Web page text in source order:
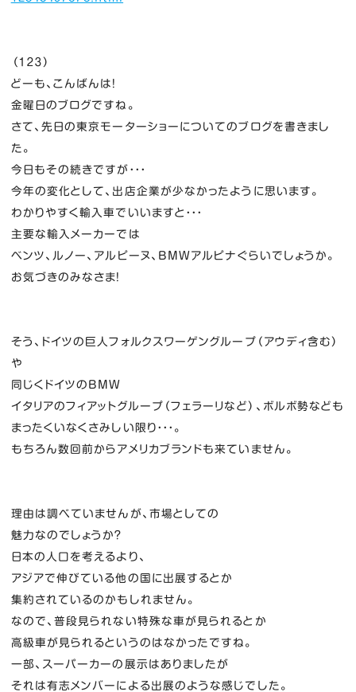
（１２３）
どーも、こんばんは！
金曜日のブログですね。
さて、先日の東京モーターショーについてのブログを書きまし
た。
今日もその続きですが・・・
今年の変化として、出店企業が少なかったように思います。
わかりやすく輸入車でいいますと・・・
主要な輸入メーカーでは
ベンツ、ルノー、アルピーヌ、BMWアルピナぐらいでしょうか。
お気づきのみなさま！
そう、ドイツの巨人フォルクスワーゲングループ（アウディ含む）
や
同じくドイツのBMW
イタリアのフィアットグループ（フェラーリなど）、ボルボ勢なども
まったくいなくさみしい限り・・・。
もちろん数回前からアメリカブランドも来ていません。
理由は調べていませんが、市場としての
魅力なのでしょうか？
日本の人口を考えるより、
アジアで伸びている他の国に出展するとか
集約されているのかもしれません。
なので、普段見られない特殊な車が見られるとか
高級車が見られるというのはなかったですね。
一部、スーパーカーの展示はありましたが
それは有志メンバーによる出展のような感じでした。